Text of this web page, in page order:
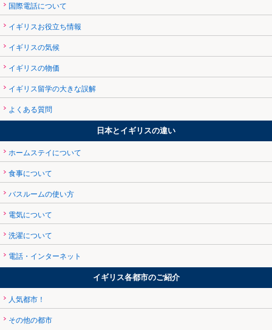
国際電話について
イギリスお役立ち情報
イギリスの気候
イギリスの物価
イギリス留学の大きな誤解
よくある質問
日本とイギリスの違い
ホームステイについて
食事について
バスルームの使い方
電気について
洗濯について
電話・インターネット
イギリス各都市のご紹介
人気都市！
その他の都市